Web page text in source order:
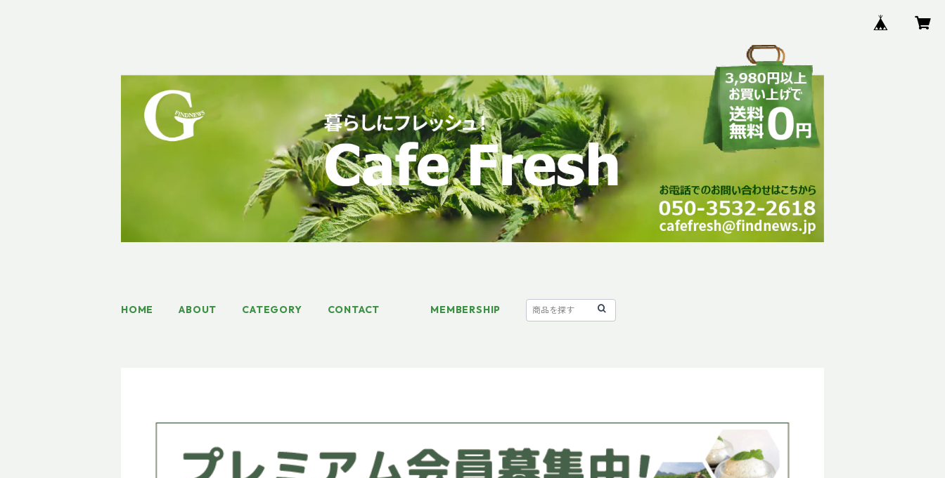
HOME ABOUT CATEGORY CONTACT MEMBERSHIP